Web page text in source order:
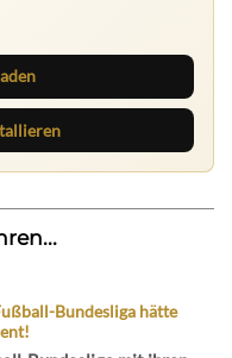
Bundesliga hätte